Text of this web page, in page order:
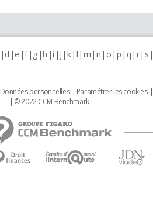
d e f g h i j k l m n o p q r s
Données personnelles Paramétrer les cookies
© 2022 CCM Benchmark